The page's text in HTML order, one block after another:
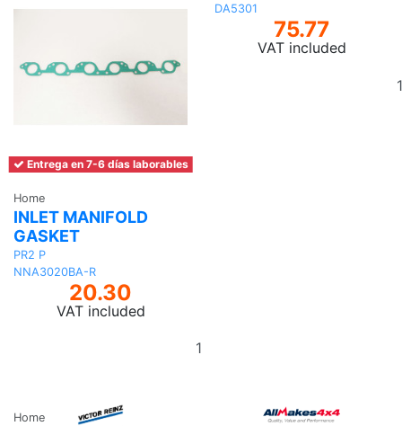
Entrega en 7-6 días laborables
Home
INLET MANIFOLD
GASKET
PR2 P
NNA3020BA-R
20.30
VAT included
DA5301
75.77
VAT included
Home